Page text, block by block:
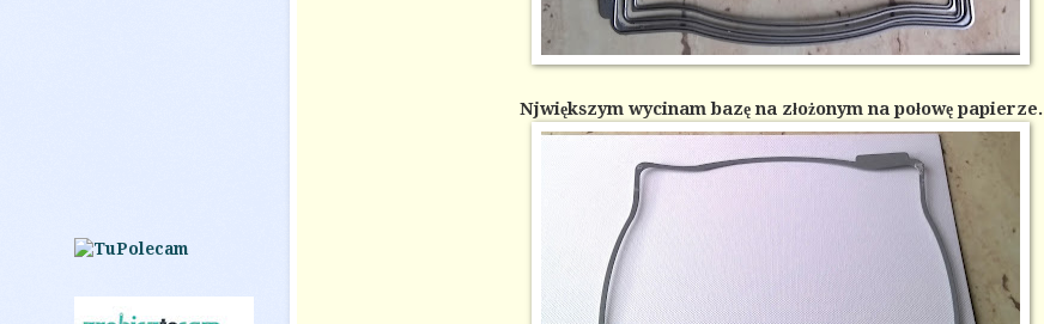
Njwiększym wycinam bazę na złożonym na połowę papierze.